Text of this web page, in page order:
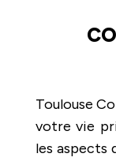
Toulouse
votre vie
les aspects